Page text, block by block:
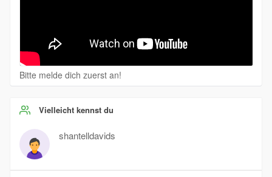
Bitte melde dich zuerst an!
Vielleicht kennst du
shantelldavids